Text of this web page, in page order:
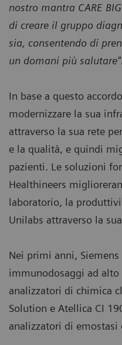
nostro mantra CARE
di creare il gruppo
sia, consentendo di
un domani più salutare".
In base a questo
modernizzare la sua
attraverso la sua rete
e la qualità, e quindi
pazienti. Le soluzioni
Healthineers
laboratorio, la
Unilabs attraverso la
Nei primi anni,
immunodosaggi ad
analizzatori di chimica
Solution e Atellica CI
analizzatori di